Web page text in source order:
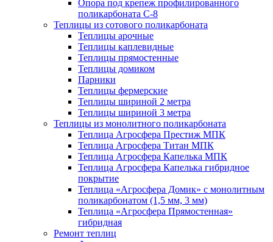
Опора под крепеж профилированного
поликарбоната С-8
Теплицы из сотового поликарбоната
Теплицы арочные
Теплицы каплевидные
Теплицы прямостенные
Теплицы домиком
Парники
Теплицы фермерские
Теплицы шириной 2 метра
Теплицы шириной 3 метра
Теплицы из монолитного поликарбоната
Теплица Агросфера Престиж МПК
Теплица Агросфера Титан МПК
Теплица Агросфера Капелька МПК
Теплица Агросфера Капелька гибридное
покрытие
Теплица «Агросфера Домик» с монолитным
поликарбонатом (1,5 мм, 3 мм)
Теплица «Агросфера Прямостенная»
гибридная
Ремонт теплиц